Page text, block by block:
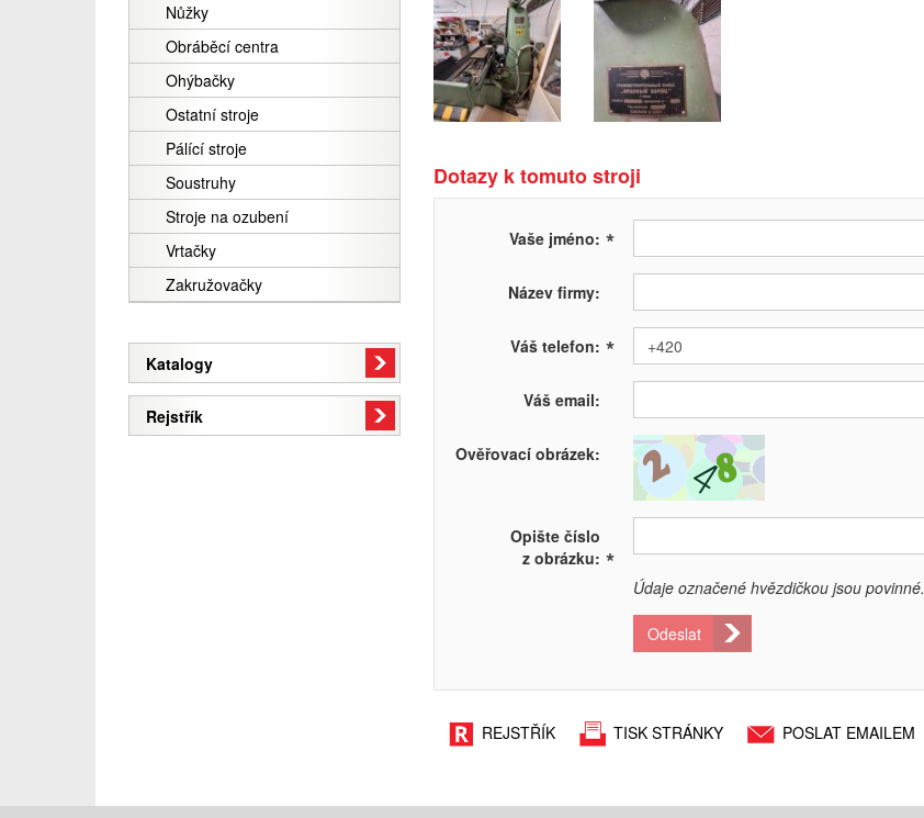
Nůžky
Obráběcí centra
Ohýbačky
Ostatní stroje
Pálící stroje
Soustruhy
Stroje na ozubení
Vrtačky
Zakružovačky
Katalogy
Rejstřík
Dotazy k tomuto stroji
Vaše jméno: *
Název firmy:
Váš telefon: *
Váš email:
Ověřovací obrázek:
Opište číslo
z obrázku: *
Údaje označené hvězdičkou jsou povinné.
Odeslat
REJSTŘÍK TISK STRÁNKY POSLAT EMAILEM